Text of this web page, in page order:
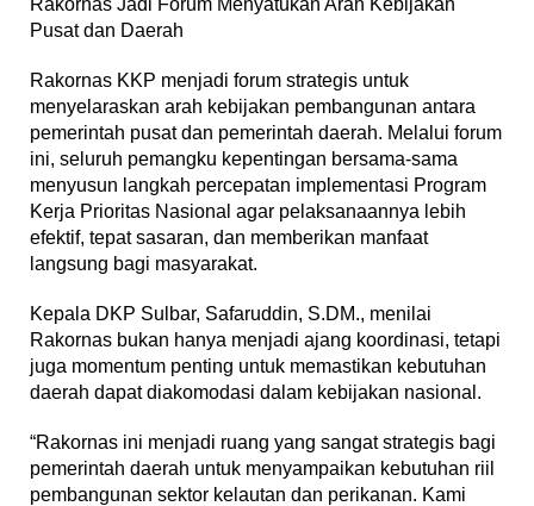
Rakornas Jadi Forum Menyatukan Arah Kebijakan
Pusat dan Daerah
Rakornas KKP menjadi forum strategis untuk
menyelaraskan arah kebijakan pembangunan antara
pemerintah pusat dan pemerintah daerah. Melalui forum
ini, seluruh pemangku kepentingan bersama-sama
menyusun langkah percepatan implementasi Program
Kerja Prioritas Nasional agar pelaksanaannya lebih
efektif, tepat sasaran, dan memberikan manfaat
langsung bagi masyarakat.
Kepala DKP Sulbar, Safaruddin, S.DM., menilai
Rakornas bukan hanya menjadi ajang koordinasi, tetapi
juga momentum penting untuk memastikan kebutuhan
daerah dapat diakomodasi dalam kebijakan nasional.
“Rakornas ini menjadi ruang yang sangat strategis bagi
pemerintah daerah untuk menyampaikan kebutuhan riil
pembangunan sektor kelautan dan perikanan. Kami